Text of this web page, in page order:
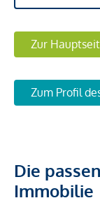
Zur
Zum Profil
Die
Immobilie